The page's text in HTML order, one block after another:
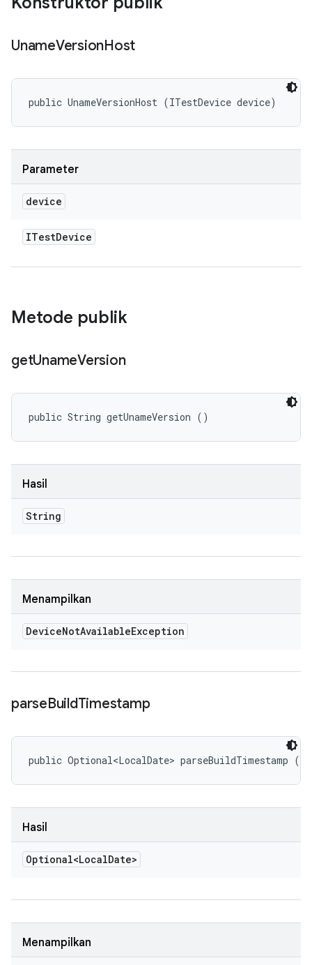
UnameVersionHost
public UnameVersionHost (ITestDevice device)
Parameter
device
ITestDevice
Metode publik
getUnameVersion
public String getUnameVersion ()
Hasil
String
Menampilkan
DeviceNotAvailableException
parseBuildTimestamp
public Optional<LocalDate> parseBuildTimestamp ()
Hasil
Optional<LocalDate>
Menampilkan